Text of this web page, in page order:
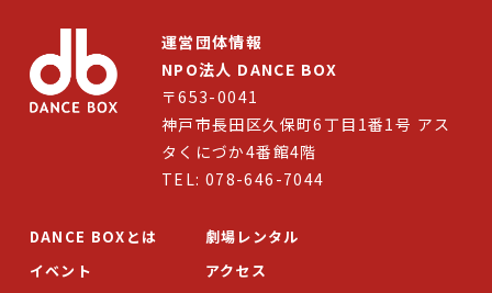
運営団体情報
NPO法人 DANCE BOX
〒653-0041
神戸市長田区久保町6丁目1番1号 アス
タくにづか4番館4階
TEL: 078-646-7044
DANCE BOXとは
イベント
劇場レンタル
アクセス